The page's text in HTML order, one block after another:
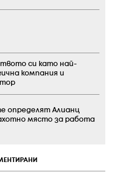
си като най-
компания и
определят Алианц
място за работа